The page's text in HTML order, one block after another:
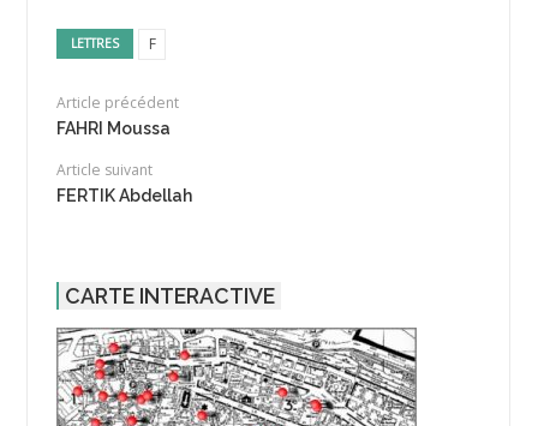
LETTRES F
Article précédent
FAHRI Moussa
Article suivant
FERTIK Abdellah
CARTE INTERACTIVE